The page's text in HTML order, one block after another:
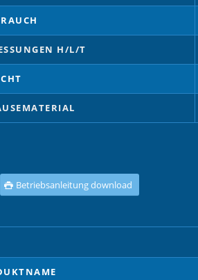
H/L/T
Betriebsanleitung download